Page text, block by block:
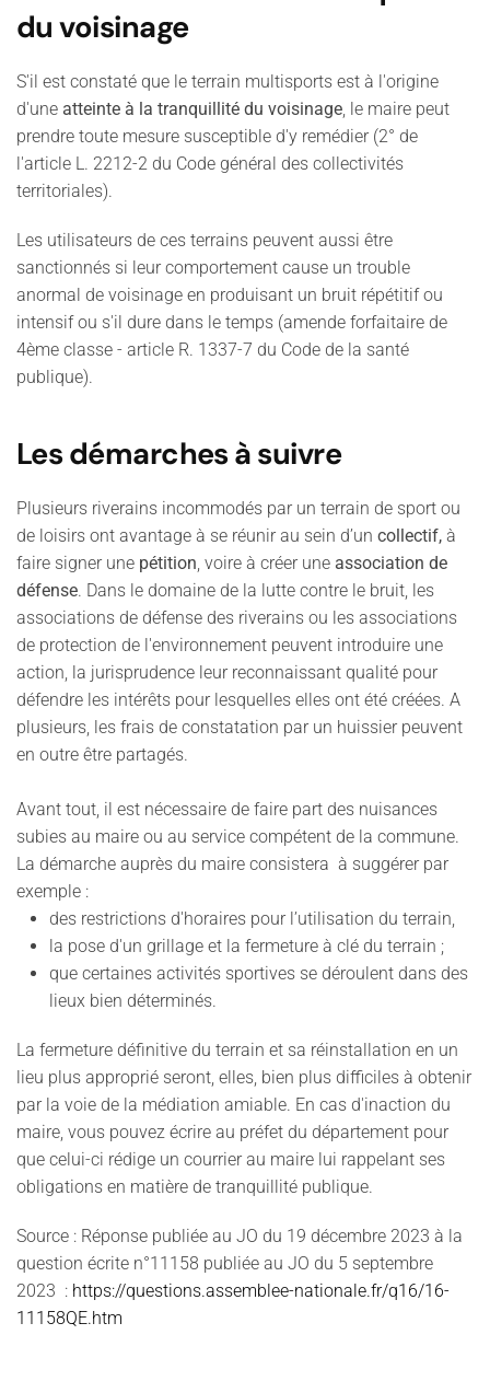
du voisinage
S'il est constaté que le terrain multisports est à l'origine
d'une atteinte à la tranquillité du voisinage, le maire peut
prendre toute mesure susceptible d'y remédier (2° de
l'article L. 2212-2 du Code général des collectivités
territoriales).
Les utilisateurs de ces terrains peuvent aussi être
sanctionnés si leur comportement cause un trouble
anormal de voisinage en produisant un bruit répétitif ou
intensif ou s'il dure dans le temps (amende forfaitaire de
4ème classe - article R. 1337-7 du Code de la santé
publique).
Les démarches à suivre
Plusieurs riverains incommodés par un terrain de sport ou
de loisirs ont avantage à se réunir au sein d’un collectif, à
faire signer une pétition, voire à créer une association de
défense. Dans le domaine de la lutte contre le bruit, les
associations de défense des riverains ou les associations
de protection de l'environnement peuvent introduire une
action, la jurisprudence leur reconnaissant qualité pour
défendre les intérêts pour lesquelles elles ont été créées. A
plusieurs, les frais de constatation par un huissier peuvent
en outre être partagés.
Avant tout, il est nécessaire de faire part des nuisances
subies au maire ou au service compétent de la commune.
La démarche auprès du maire consistera à suggérer par
exemple :
des restrictions d'horaires pour l’utilisation du terrain,
la pose d'un grillage et la fermeture à clé du terrain ;
que certaines activités sportives se déroulent dans des
lieux bien déterminés.
La fermeture définitive du terrain et sa réinstallation en un
lieu plus approprié seront, elles, bien plus difficiles à obtenir
par la voie de la médiation amiable. En cas d'inaction du
maire, vous pouvez écrire au préfet du département pour
que celui-ci rédige un courrier au maire lui rappelant ses
obligations en matière de tranquillité publique.
Source : Réponse publiée au JO du 19 décembre 2023 à la
question écrite n°11158 publiée au JO du 5 septembre
2023 : https://questions.assemblee-nationale.fr/q16/16-
11158QE.htm